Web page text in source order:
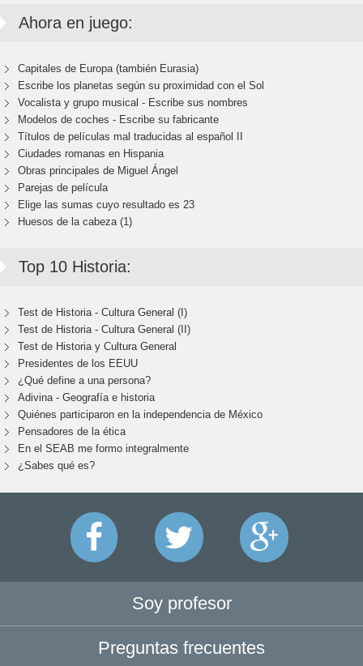
Ahora en juego:
Capitales de Europa (también Eurasia)
Escribe los planetas según su proximidad con el Sol
Vocalista y grupo musical - Escribe sus nombres
Modelos de coches - Escribe su fabricante
Títulos de películas mal traducidas al español II
Ciudades romanas en Hispania
Obras principales de Miguel Ángel
Parejas de película
Elige las sumas cuyo resultado es 23
Huesos de la cabeza (1)
Top 10 Historia:
Test de Historia - Cultura General (I)
Test de Historia - Cultura General (II)
Test de Historia y Cultura General
Presidentes de los EEUU
¿Qué define a una persona?
Adivina - Geografía e historia
Quiénes participaron en la independencia de México
Pensadores de la ética
En el SEAB me formo integralmente
¿Sabes qué es?
Soy profesor
Preguntas frecuentes